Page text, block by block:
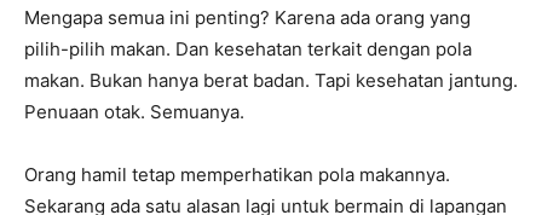
Mengapa semua ini penting? Karena ada orang yang
pilih-pilih makan. Dan kesehatan terkait dengan pola
makan. Bukan hanya berat badan. Tapi kesehatan jantung.
Penuaan otak. Semuanya.
Orang hamil tetap memperhatikan pola makannya.
Sekarang ada satu alasan lagi untuk bermain di lapangan